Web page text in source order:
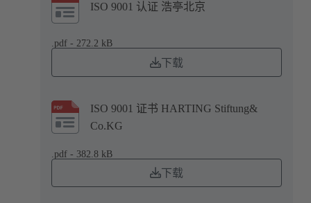
ISO 9001 认证 浩亭北京
.pdf - 272.2 kB
下载
ISO 9001 证书 HARTING Stiftung&
Co.KG
.pdf - 382.8 kB
下载